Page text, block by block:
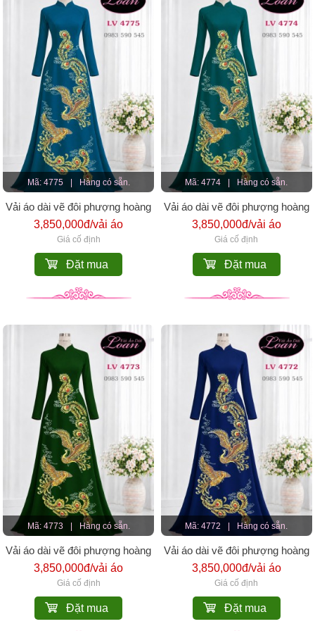
Mã: 4775 Hàng có sẵn.
Vải áo dài vẽ đôi phượng hoàng
3,850,000đ/vải áo
Giá cố định
Đặt mua
Mã: 4774 Hàng có sẵn.
Vải áo dài vẽ đôi phượng hoàng
3,850,000đ/vải áo
Giá cố định
Đặt mua
Mã: 4773 Hàng có sẵn.
Vải áo dài vẽ đôi phượng hoàng
3,850,000đ/vải áo
Giá cố định
Đặt mua
Mã: 4772 Hàng có sẵn.
Vải áo dài vẽ đôi phượng hoàng
3,850,000đ/vải áo
Giá cố định
Đặt mua